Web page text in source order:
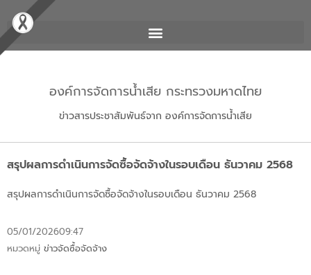
องค์การจัดการน้ำเสีย กระทรวงมหาดไทย
ข่าวสารประชาสัมพันธ์จาก องค์การจัดการน้ำเสีย
สรุปผลการดำเนินการจัดซื้อจัดจ้างในรอบเดือน ธันวาคม 2568
สรุปผลการดำเนินการจัดซื้อจัดจ้างในรอบเดือน ธันวาคม 2568
05/01/202609:47
หมวดหมู่ ข่าวจัดซื้อจัดจ้าง